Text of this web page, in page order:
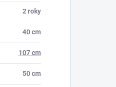
2 roky
40 cm
107 cm
50 cm